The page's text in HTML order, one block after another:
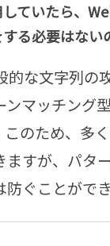
していたら、
る必要はない
的な文字列の
ンマッチング
このため、多
ますが、パタ
ぐことがで